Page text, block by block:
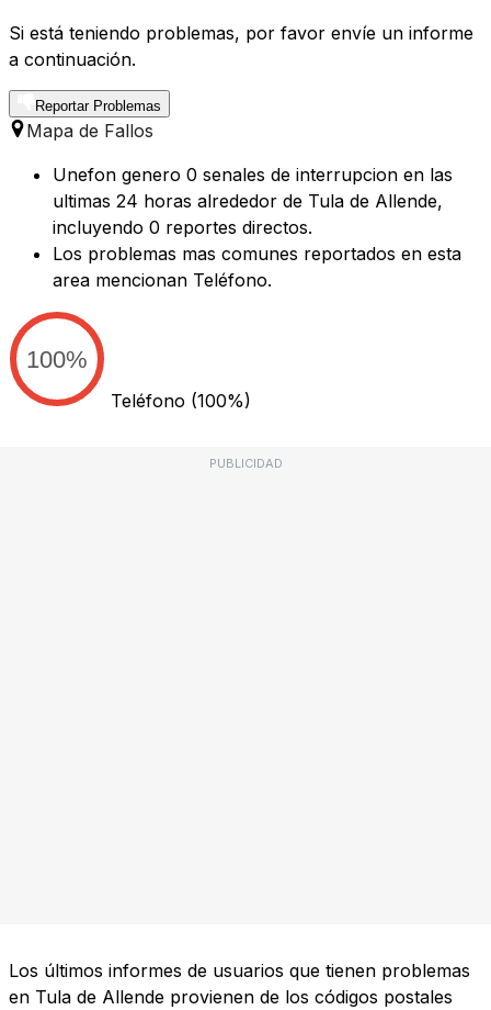
Si está teniendo problemas, por favor envíe un informe
a continuación.
Reportar Problemas
Mapa de Fallos
Unefon genero 0 senales de interrupcion en las
ultimas 24 horas alrededor de Tula de Allende,
incluyendo 0 reportes directos.
Los problemas mas comunes reportados en esta
area mencionan Teléfono.
100%
Teléfono (100%)
PUBLICIDAD
Los últimos informes de usuarios que tienen problemas
en Tula de Allende provienen de los códigos postales